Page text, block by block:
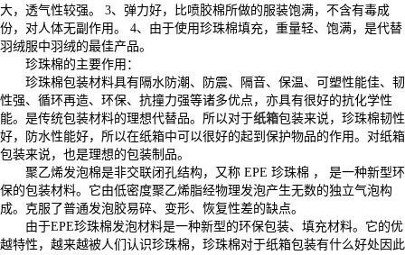
大，透气性较强。 3、弹力好，比喷胶棉所做的服装饱满，不含有毒成
份，对人体无副作用。 4、由于使用珍珠棉填充，重量轻、饱满，是代替
羽绒服中羽绒的最佳产品。
珍珠棉的主要作用：
珍珠棉包装材料具有隔水防潮、防震、隔音、保温、可塑性能佳、韧
性强、循环再造、环保、抗撞力强等诸多优点，亦具有很好的抗化学性
能。是传统包装材料的理想代替品。所以对于纸箱包装来说，珍珠棉韧性
好，防水性能好，所以在纸箱中可以很好的起到保护物品的作用。对纸箱
包装来说，也是理想的包装制品。
聚乙烯发泡棉是非交联闭孔结构，又称 EPE 珍珠棉 ， 是一种新型环
保的包装材料。它由低密度聚乙烯脂经物理发泡产生无数的独立气泡构
成。克服了普通发泡胶易碎、变形、恢复性差的缺点。
由于EPE珍珠棉发泡材料是一种新型的环保包装、填充材料。它的优
越特性，越来越被人们认识珍珠棉，珍珠棉对于纸箱包装有什么好处因此